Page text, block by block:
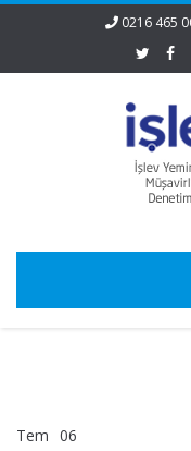
0216 465
Tem 06